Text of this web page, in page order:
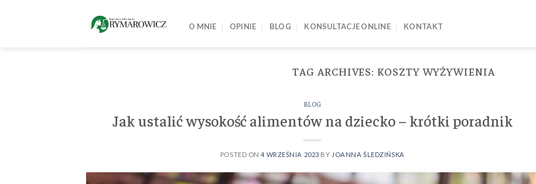
O MNIE OPINIE BLOG KONSULTACJE ONLINE KONTAKT
TAG ARCHIVES: KOSZTY WYŻYWIENIA
BLOG
Jak ustalić wysokość alimentów na dziecko – krótki poradnik
POSTED ON4 WRZEŚNIA 2023 BY JOANNA ŚLEDZIŃSKA